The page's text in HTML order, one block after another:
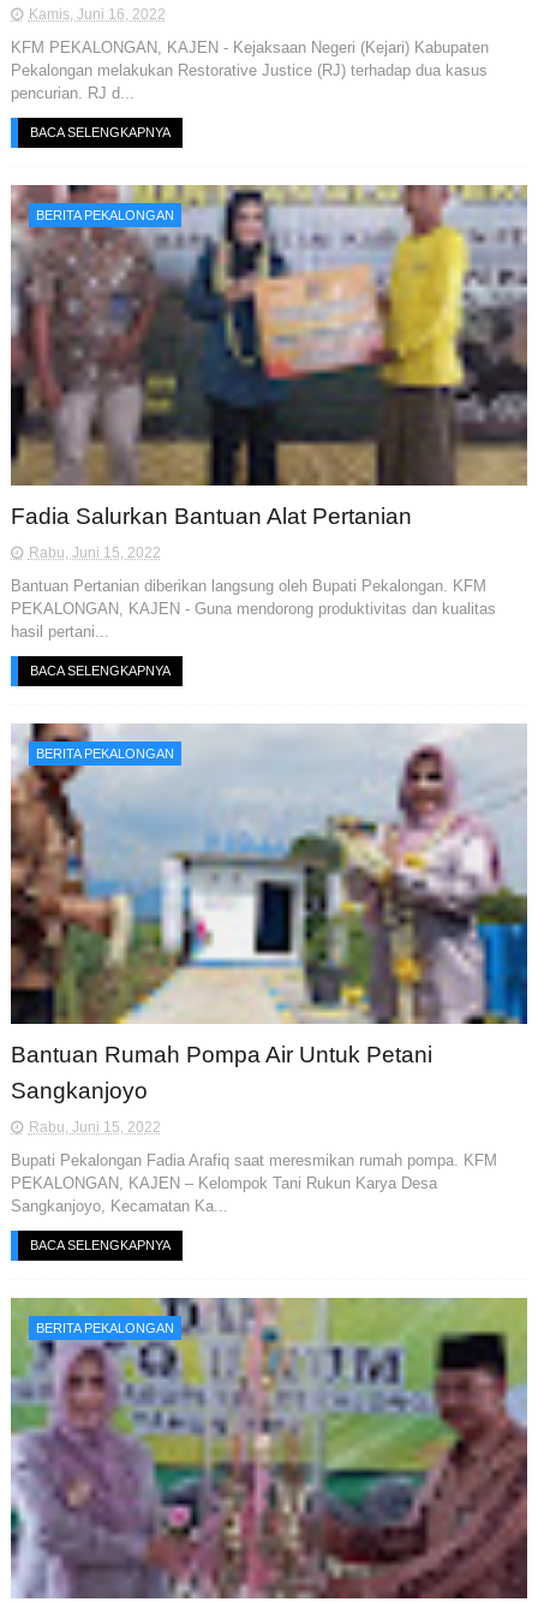
Kamis, Juni 16, 2022
KFM PEKALONGAN, KAJEN - Kejaksaan Negeri (Kejari) Kabupaten
Pekalongan melakukan Restorative Justice (RJ) terhadap dua kasus
pencurian. RJ d...
BACA SELENGKAPNYA
BERITA PEKALONGAN
Fadia Salurkan Bantuan Alat Pertanian
Rabu, Juni 15, 2022
Bantuan Pertanian diberikan langsung oleh Bupati Pekalongan. KFM
PEKALONGAN, KAJEN - Guna mendorong produktivitas dan kualitas
hasil pertani...
BACA SELENGKAPNYA
BERITA PEKALONGAN
Bantuan Rumah Pompa Air Untuk Petani
Sangkanjoyo
Rabu, Juni 15, 2022
Bupati Pekalongan Fadia Arafiq saat meresmikan rumah pompa. KFM
PEKALONGAN, KAJEN – Kelompok Tani Rukun Karya Desa
Sangkanjoyo, Kecamatan Ka...
BACA SELENGKAPNYA
BERITA PEKALONGAN